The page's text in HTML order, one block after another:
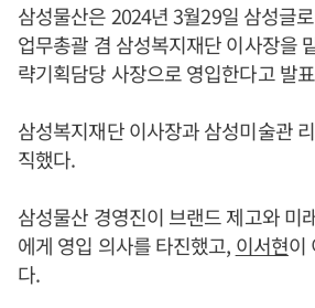
삼성물산은 2024년 3월29일 삼성글
업무총괄 겸 삼성복지재단 이사장을
략기획담당 사장으로 영입한다고 발
삼성복지재단 이사장과 삼성미술관
직했다.
삼성물산 경영진이 브랜드 제고와 미
에게 영입 의사를 타진했고, 이서현이
다.